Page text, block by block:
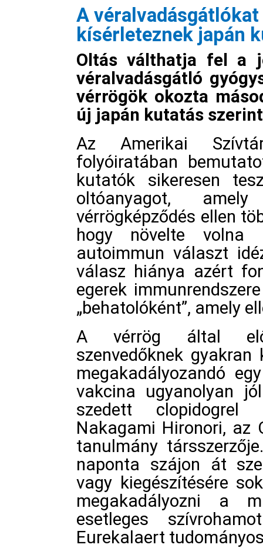
A
kísérleteznek japán
Oltás válthatja fel a
véralvadásgátló
vérrögök okozta
új japán kutatás
Az Amerikai
folyóiratában
kutatók sikeresen
oltóanyagot,
vérrögképződés ellen
hogy növelte volna
autoimmun választ
válasz hiánya azért
egerek
„behatolóként”, amely
A vérrög által
szenvedőknek
megakadályozandó
vakcina ugyanolyan
szedett clopidogrel
Nakagami Hironori, az
tanulmány
naponta szájon át
vagy kiegészítésére
megakadályozni a
esetleges
Eurekalaert